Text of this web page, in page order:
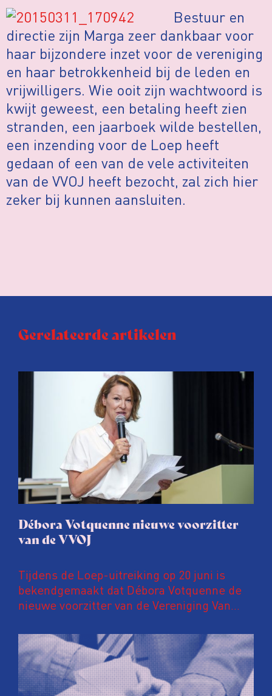
Bestuur en
directie zijn Marga zeer dankbaar voor
haar bijzondere inzet voor de vereniging
en haar betrokkenheid bij de leden en
vrijwilligers. Wie ooit zijn wachtwoord is
kwijt geweest, een betaling heeft zien
stranden, een jaarboek wilde bestellen,
een inzending voor de Loep heeft
gedaan of een van de vele activiteiten
van de VVOJ heeft bezocht, zal zich hier
zeker bij kunnen aansluiten.
Gerelateerde artikelen
Débora Votquenne nieuwe voorzitter
van de VVOJ
Tijdens de Loep-uitreiking op 20 juni is
bekendgemaakt dat Débora Votquenne de
nieuwe voorzitter van de Vereniging Van
de Vos op, die 10 jaar lang de
voorzittershamer hanteerde.